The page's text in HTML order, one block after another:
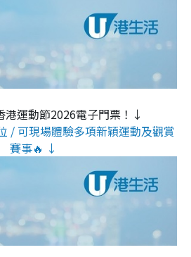
港運動節2026電子門票！↓
/ 可現場體驗多項新穎運動及觀賞
賽事🔥 ↓